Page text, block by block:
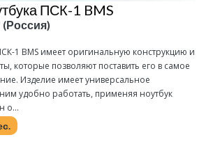
ПСК-1 BMS
1 BMS имеет оригинальную конструкцию и
которые позволяют поставить его в самое
Изделие имеет универсальное
удобно работать, применяя ноутбук
о...